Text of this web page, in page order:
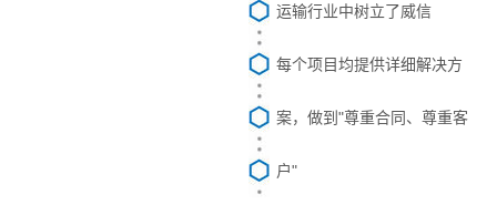
运输行业中树立了威信
每个项目均提供详细解决方
案，做到"尊重合同、尊重客
户"